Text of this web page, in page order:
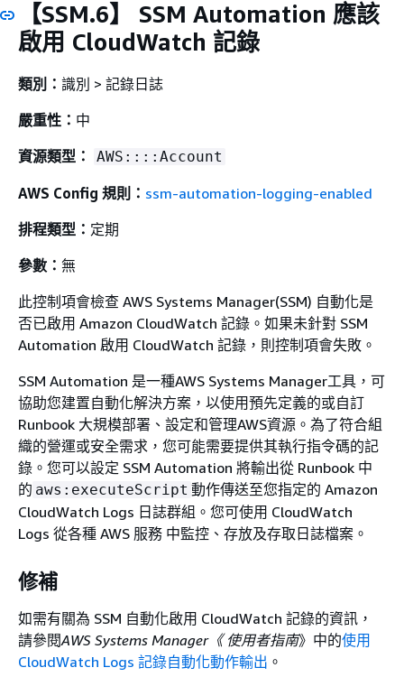
【SSM.6】 SSM Automation 應該
啟用 CloudWatch 記錄
類別： 識別 > 記錄日誌
嚴重性： 中
資源類型：
AWS::::Account
AWS Config 規則： ssm-automation-logging-enabled
排程類型： 定期
參數： 無
此控制項會檢查 AWS Systems Manager(SSM) 自動化是
否已啟用 Amazon CloudWatch 記錄。如果未針對 SSM
Automation 啟用 CloudWatch 記錄，則控制項會失敗。
SSM Automation 是一種AWS Systems Manager工具，可
協助您建置自動化解決方案，以使用預先定義的或自訂
Runbook 大規模部署、設定和管理AWS資源。為了符合組
織的營運或安全需求，您可能需要提供其執行指令碼的記
錄。您可以設定 SSM Automation 將輸出從 Runbook 中
的 aws:executeScript 動作傳送至您指定的 Amazon
CloudWatch Logs 日誌群組。您可使用 CloudWatch
Logs 從各種 AWS 服務 中監控、存放及存取日誌檔案。
修補
如需有關為 SSM 自動化啟用 CloudWatch 記錄的資訊，
請參閱AWS Systems Manager《 使用者指南》中的使用
CloudWatch Logs 記錄自動化動作輸出 。